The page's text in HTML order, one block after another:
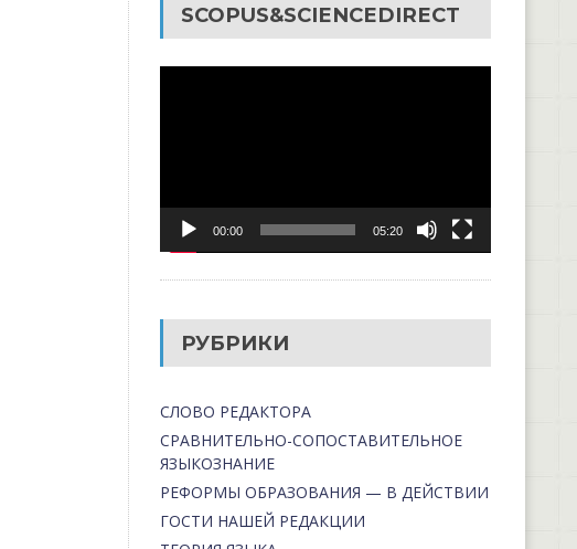
SCOPUS&SCIENCEDIRECT
00:00 05:20
РУБРИКИ
СЛОВО РЕДАКТОРА
СРАВНИТЕЛЬНО-СОПОСТАВИТЕЛЬНОЕ
ЯЗЫКОЗНАНИЕ
РЕФОРМЫ ОБРАЗОВАНИЯ — В ДЕЙСТВИИ
ГОСТИ НАШЕЙ РЕДАКЦИИ